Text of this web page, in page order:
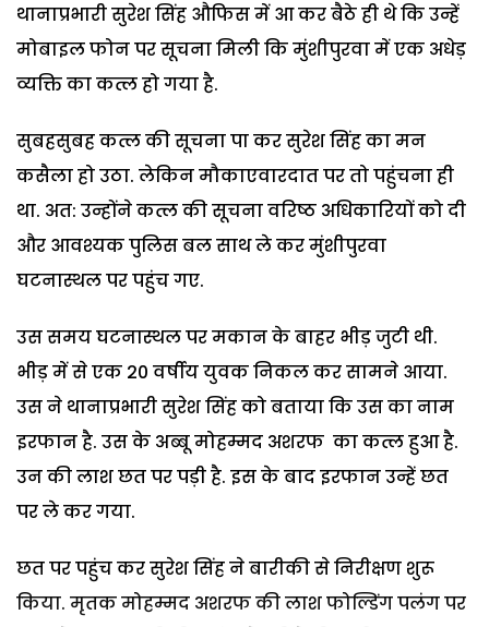
थानाप्रभारी सुरेश सिंह औफिस में आ कर बैठे ही थे कि उन्हें
मोबाइल फोन पर सूचना मिली कि मुंशीपुरवा में एक अधेड़
व्यक्ति का कत्ल हो गया है.
सुबहसुबह कत्ल की सूचना पा कर सुरेश सिंह का मन
कसैला हो उठा. लेकिन मौकाएवारदात पर तो पहुंचना ही
था. अत: उन्होंने कत्ल की सूचना वरिष्ठ अधिकारियों को दी
और आवश्यक पुलिस बल साथ ले कर मुंशीपुरवा
घटनास्थल पर पहुंच गए.
उस समय घटनास्थल पर मकान के बाहर भीड़ जुटी थी.
भीड़ में से एक 20 वर्षीय युवक निकल कर सामने आया.
उस ने थानाप्रभारी सुरेश सिंह को बताया कि उस का नाम
इरफान है. उस के अब्बू मोहम्मद अशरफ का कत्ल हुआ है.
उन की लाश छत पर पड़ी है. इस के बाद इरफान उन्हें छत
पर ले कर गया.
छत पर पहुंच कर सुरेश सिंह ने बारीकी से निरीक्षण शुरू
किया. मृतक मोहम्मद अशरफ की लाश फोल्डिंग पलंग पर